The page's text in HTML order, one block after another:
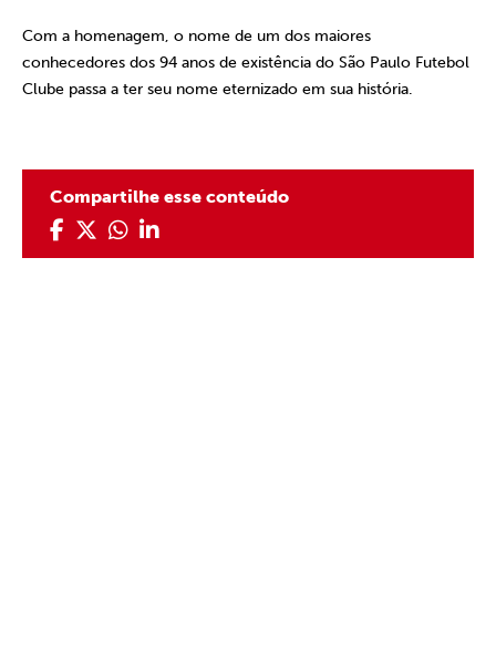
Com a homenagem, o nome de um dos maiores
conhecedores dos 94 anos de existência do São Paulo Futebol
Clube passa a ter seu nome eternizado em sua história.
Compartilhe esse conteúdo